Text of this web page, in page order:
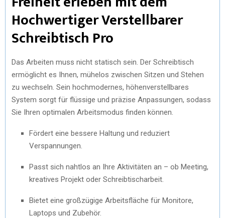
Hochwertiger Verstellbarer
Schreibtisch Pro
Das Arbeiten muss nicht statisch sein. Der Schreibtisch
ermöglicht es Ihnen, mühelos zwischen Sitzen und Stehen
zu wechseln. Sein hochmodernes, höhenverstellbares
System sorgt für flüssige und präzise Anpassungen, sodass
Sie Ihren optimalen Arbeitsmodus finden können.
Fördert eine bessere Haltung und reduziert
Verspannungen.
Passt sich nahtlos an Ihre Aktivitäten an – ob Meeting,
kreatives Projekt oder Schreibtischarbeit.
Bietet eine großzügige Arbeitsfläche für Monitore,
Laptops und Zubehör.